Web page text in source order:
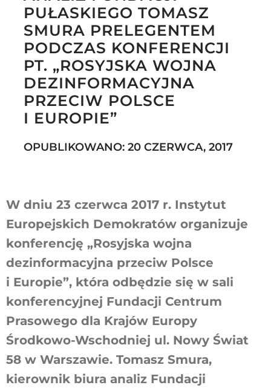
Szukaj
PUŁASKIEGO TOMASZ
SMURA PRELEGENTEM
PODCZAS KONFERENCJI
PT. „ROSYJSKA WOJNA
DEZINFORMACYJNA
PRZECIW POLSCE
I EUROPIE”
OPUBLIKOWANO: 20 CZERWCA, 2017
W dniu 23 czerwca 2017 r. Instytut
Europejskich Demokratów organizuje
konferencję „Rosyjska wojna
dezinformacyjna przeciw Polsce
i Europie”, która odbędzie się w sali
konferencyjnej Fundacji Centrum
Prasowego dla Krajów Europy
Środkowo-Wschodniej ul. Nowy Świat
58 w Warszawie. Tomasz Smura,
kierownik biura analiz Fundacji